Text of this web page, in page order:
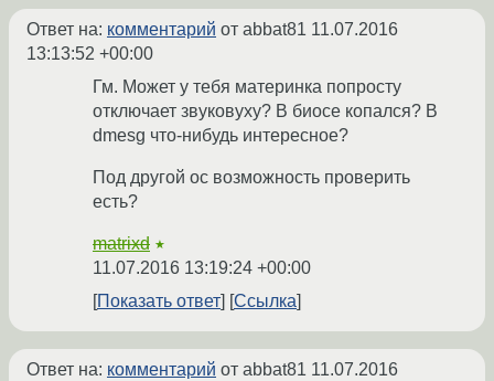
Ответ на: комментарий от abbat81 11.07.2016
13:13:52 +00:00
Гм. Может у тебя материнка попросту
отключает звуковуху? В биосе копался? В
dmesg что-нибудь интересное?
Под другой ос возможность проверить
есть?
matrixd ★
11.07.2016 13:19:24 +00:00
Показать ответ
Ссылка
Ответ на: комментарий от abbat81 11.07.2016